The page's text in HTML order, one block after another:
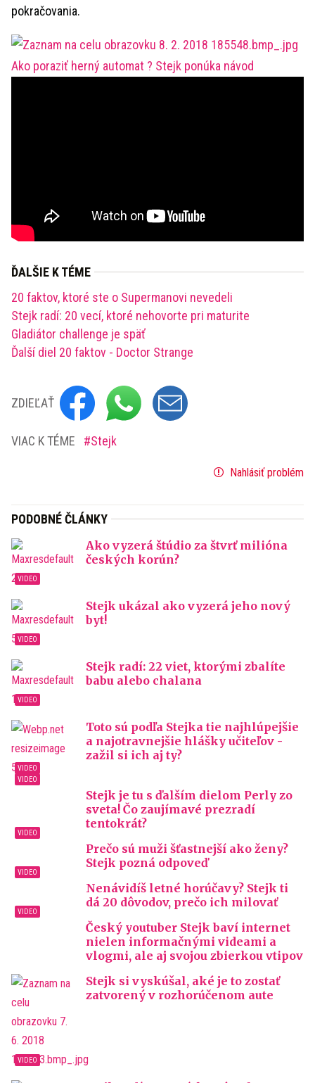
pokračovania.
Ako poraziť herný automat ? Stejk ponúka návod
ĎALŠIE K TÉME
20 faktov, ktoré ste o Supermanovi nevedeli
Stejk radí: 20 vecí, ktoré nehovorte pri maturite
Gladiátor challenge je späť
Ďalší diel 20 faktov - Doctor Strange
ZDIEĽAŤ
VIAC K TÉME Stejk
Nahlásiť problém
PODOBNÉ ČLÁNKY
Ako vyzerá štúdio za štvrť milióna
českých korún?
Stejk ukázal ako vyzerá jeho nový
byt!
Stejk radí: 22 viet, ktorými zbalíte
babu alebo chalana
Toto sú podľa Stejka tie najhlúpejšie
a najotravnejšie hlášky učiteľov -
zažil si ich aj ty?
Stejk je tu s ďalším dielom Perly zo
sveta! Čo zaujímavé prezradí
tentokrát?
Prečo sú muži šťastnejší ako ženy?
Stejk pozná odpoveď
Nenávidíš letné horúčavy? Stejk ti
dá 20 dôvodov, prečo ich milovať
Český youtuber Stejk baví internet
nielen informačnými videami a
vlogmi, ale aj svojou zbierkou vtipov
Stejk si vyskúšal, aké je to zostať
zatvorený v rozhorúčenom aute